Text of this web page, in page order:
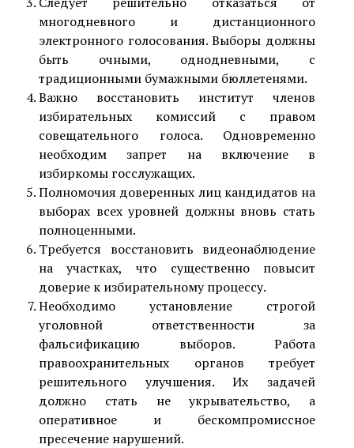
многодневного и дистанционного
электронного голосования. Выборы должны
быть очными, однодневными, с
традиционными бумажными бюллетенями.
Важно восстановить институт членов
избирательных комиссий с правом
совещательного голоса. Одновременно
необходим запрет на включение в
избиркомы госслужащих.
Полномочия доверенных лиц кандидатов на
выборах всех уровней должны вновь стать
полноценными.
Требуется восстановить видеонаблюдение
на участках, что существенно повысит
доверие к избирательному процессу.
Необходимо установление строгой
уголовной ответственности за
фальсификацию выборов. Работа
правоохранительных органов требует
решительного улучшения. Их задачей
должно стать не укрывательство, а
оперативное и бескомпромиссное
пресечение нарушений.